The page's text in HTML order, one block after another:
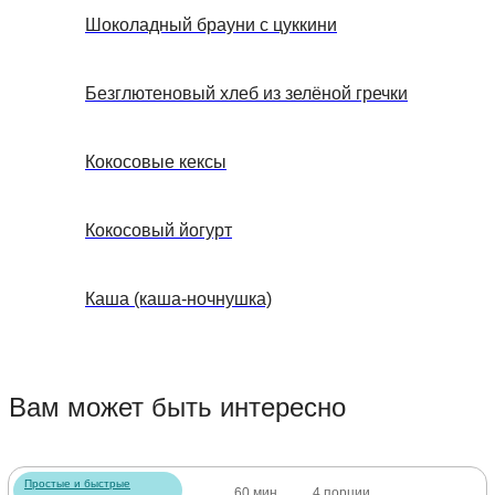
Шоколадный брауни с цуккини
Безглютеновый хлеб из зелёной гречки
Кокосовые кексы
Кокосовый йогурт
Каша (каша-ночнушка)
Вам может быть интересно
Простые и быстрые